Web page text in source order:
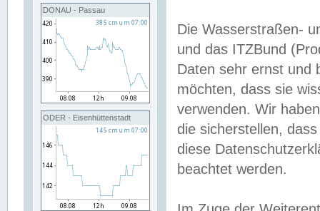
DONAU - Passau
ODER - Eisenhüttenstadt
Die Wasserstraßen-
und das ITZBund
Daten sehr ernst und
möchten, dass sie
verwenden. Wir
die sicherstellen,
diese
beachtet werden.